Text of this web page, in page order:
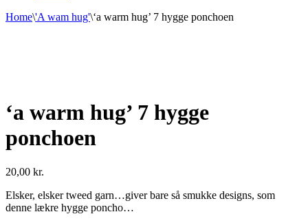
Home\'A wam hug'\‘a warm hug’ 7 hygge ponchoen
‘a warm hug’ 7 hygge
ponchoen
20,00 kr.
Elsker, elsker tweed garn…giver bare så smukke designs, som
denne lækre hygge poncho…